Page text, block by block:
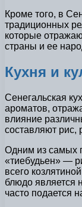
Кроме того, в
традиционных
которые
страны и ее
Кухня и
Сенегальская
ароматов,
влияние
составляют
Одним из самых
«тиебудьен» —
всего
блюдо является
часто подается